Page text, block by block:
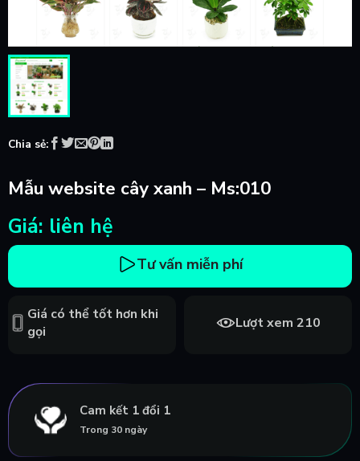
Chia sẻ:
Mẫu website cây xanh – Ms:010
Giá: liên hệ
Tư vấn miễn phí
Giá có thể tốt hơn khi
gọi
Lượt xem 210
Cam kết 1 đổi 1
Trong 30 ngày